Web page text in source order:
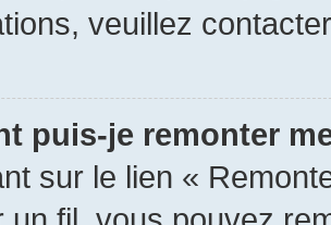
veuillez
puis-je remonter
sur le lien «